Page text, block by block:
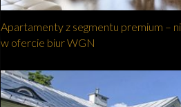
Apartamenty z segmentu premium –
w ofercie biur WGN